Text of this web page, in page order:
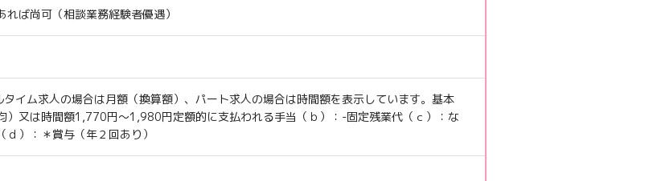
れば尚可 （相談業務経験者優遇）
イム求人の場合は月額（換算額）、パート求人の場合は時間額を表示しています。 基本
）又は時間額1,770円〜1,980円定額的に支払われる手当（ｂ）： -固定残業代（ｃ）： な
ｄ）： ＊賞与（年２回あり）